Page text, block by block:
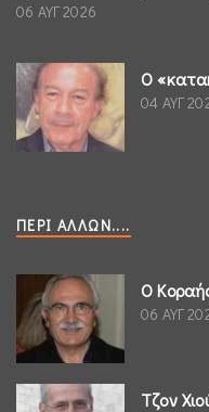
06 ΑΥΓ 2026
Ο
04 ΑΥΓ
ΠΕΡΊ ΆΛΛΩΝ....
Ο
06 ΑΥΓ
Τζον